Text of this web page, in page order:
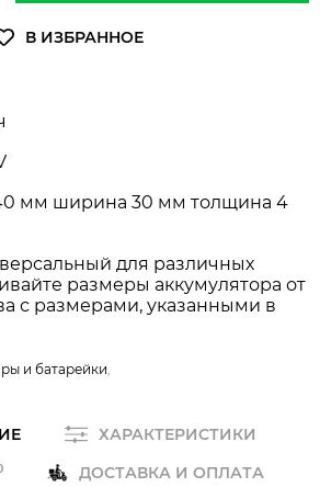
мм ширина 30 мм толщина 4
для различных
размеры аккумулятора от
с размерами, указанными в
и батарейки
ХАРАКТЕРИСТИКИ
ДОСТАВКА И ОПЛАТА